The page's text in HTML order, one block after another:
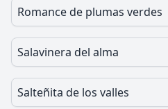
Romance de plumas verdes
Salavinera del alma
Salteñita de los valles